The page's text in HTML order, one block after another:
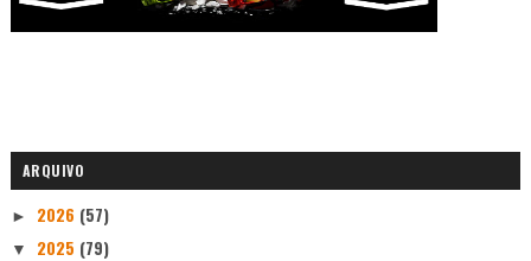
ARQUIVO
► 2026 (57)
▼ 2025 (79)